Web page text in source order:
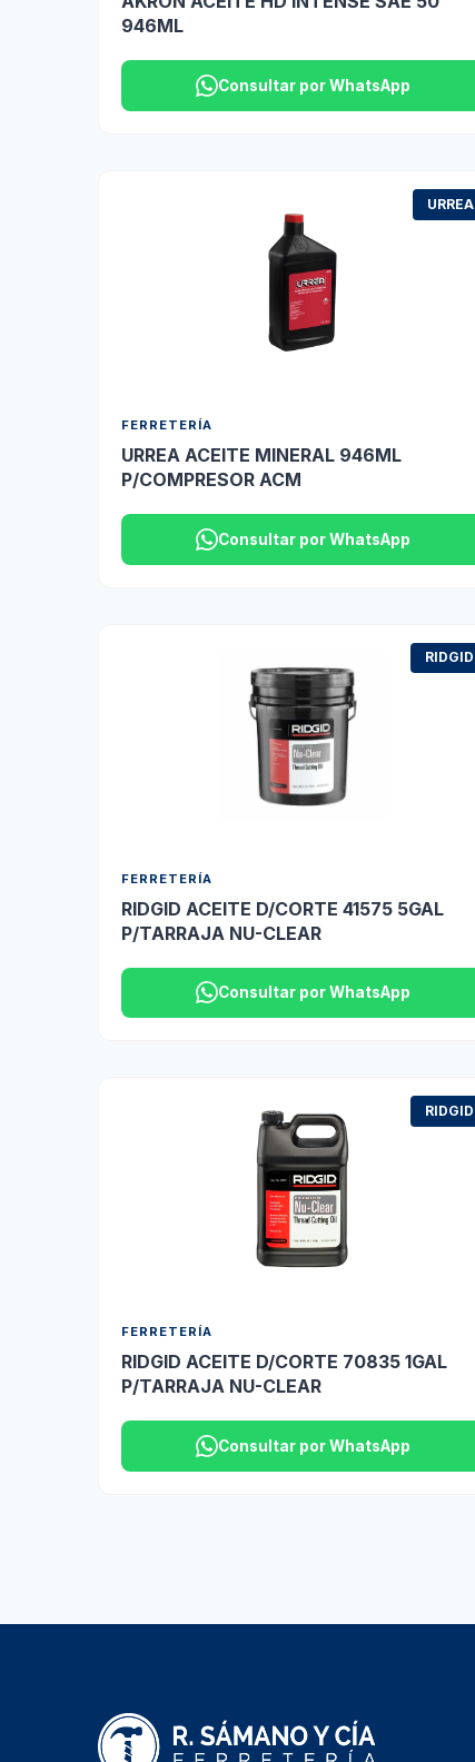
946ML
Consultar por WhatsApp
URREA
FERRETERÍA
URREA ACEITE MINERAL 946ML
P/COMPRESOR ACM
Consultar por WhatsApp
RIDGID
FERRETERÍA
RIDGID ACEITE D/CORTE 41575 5GAL
P/TARRAJA NU-CLEAR
Consultar por WhatsApp
RIDGID
FERRETERÍA
RIDGID ACEITE D/CORTE 70835 1GAL
P/TARRAJA NU-CLEAR
Consultar por WhatsApp